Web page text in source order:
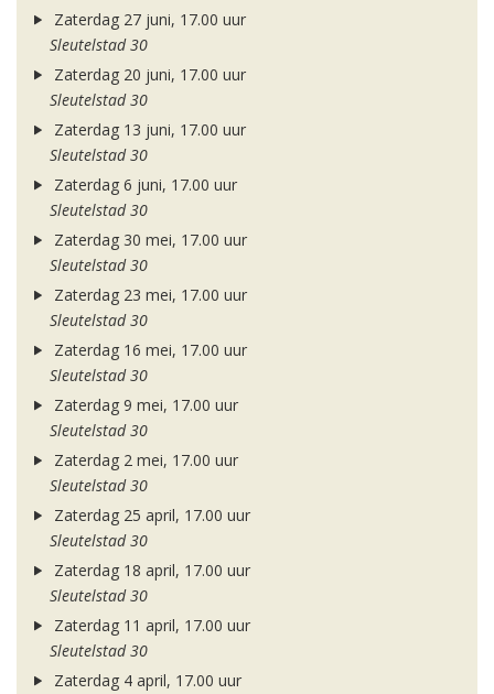
Zaterdag 27 juni, 17.00 uur
Sleutelstad 30
Zaterdag 20 juni, 17.00 uur
Sleutelstad 30
Zaterdag 13 juni, 17.00 uur
Sleutelstad 30
Zaterdag 6 juni, 17.00 uur
Sleutelstad 30
Zaterdag 30 mei, 17.00 uur
Sleutelstad 30
Zaterdag 23 mei, 17.00 uur
Sleutelstad 30
Zaterdag 16 mei, 17.00 uur
Sleutelstad 30
Zaterdag 9 mei, 17.00 uur
Sleutelstad 30
Zaterdag 2 mei, 17.00 uur
Sleutelstad 30
Zaterdag 25 april, 17.00 uur
Sleutelstad 30
Zaterdag 18 april, 17.00 uur
Sleutelstad 30
Zaterdag 11 april, 17.00 uur
Sleutelstad 30
Zaterdag 4 april, 17.00 uur